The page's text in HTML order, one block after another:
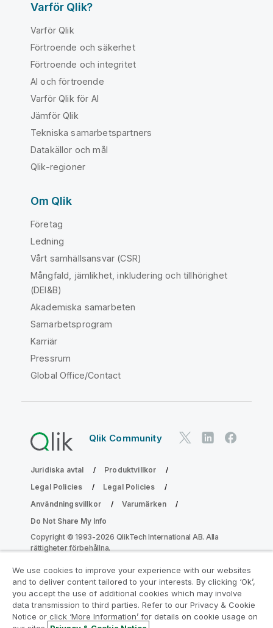
Varför Qlik?
Varför Qlik
Förtroende och säkerhet
Förtroende och integritet
AI och förtroende
Varför Qlik för AI
Jämför Qlik
Tekniska samarbetspartners
Datakällor och mål
Qlik-regioner
Om Qlik
Företag
Ledning
Vårt samhällsansvar (CSR)
Mångfald, jämlikhet, inkludering och tillhörighet
(DEI&B)
Akademiska samarbeten
Samarbetsprogram
Karriär
Pressrum
Global Office/Contact
Qlik Community
Juridiska avtal
Produktvillkor
Legal Policies
Legal Policies
Användningsvillkor
Varumärken
Do Not Share My Info
Copyright © 1993-2026 QlikTech International AB. Alla
rättigheter förbehållna.
Gå med i programmet Analytics
Modernization
We use cookies to improve your experience with our websites
and to deliver content tailored to your interests. By clicking ‘Ok’,
you accept the use of additional cookies which may involve
data transmission to third parties. Refer to our Privacy & Cookie
Notice or click ‘More Information’ for details on cookie usage on